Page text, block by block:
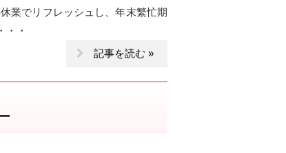
業でリフレッシュし、年末繁忙期
・
記事を読む »